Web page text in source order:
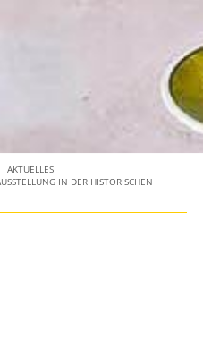
AKTUELLES
IN DER HISTORISCHEN